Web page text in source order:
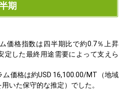
期
価格指数は四半期比で約0.7％上昇
定した最終用途需要によって支えら
価格は約USD 16,100.00/MT（地域
いた保守的な推定）でした。